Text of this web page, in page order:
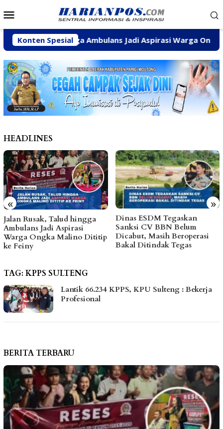
ke
Mobile
Konten Spesial
Talud hingga Ambulans Jadi Aspirasi Warga Ongka
HEADLINES
« »
Jalan Rusak, Talud hingga
Ambulans Jadi Aspirasi
Warga Ongka Malino Dititip
ke Feiny
Dinas ESDM Tegaskan
Sanksi CV BBN Belum
Dicabut, Masih Beroperasi
Bakal Ditindak Tegas
TAG: KPPS SULTENG
Lantik 66.234 KPPS, KPU Sulteng : Bekerja
Profesional
BERITA TERBARU